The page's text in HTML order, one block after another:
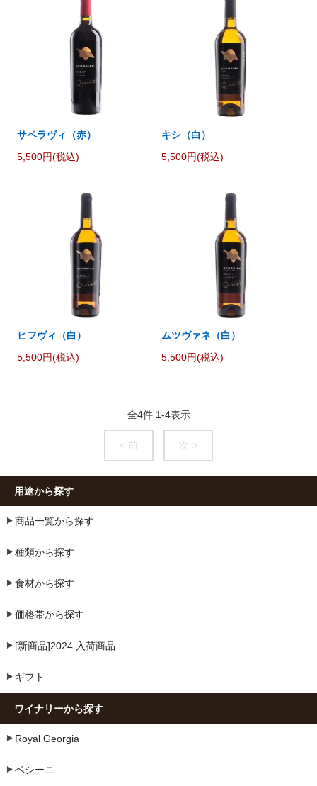
サペラヴィ（赤）
5,500円(税込)
キシ（白）
5,500円(税込)
ヒフヴィ（白）
5,500円(税込)
ムツヴァネ（白）
5,500円(税込)
全4件 1-4表示
< 前 次 >
用途から探す
商品一覧から探す
種類から探す
食材から探す
価格帯から探す
[新商品]2024 入荷商品
ギフト
ワイナリーから探す
Royal Georgia
ベシーニ